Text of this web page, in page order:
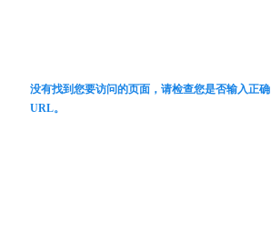
没有找到您要访问的页面，请检查您是否输入正确
URL。